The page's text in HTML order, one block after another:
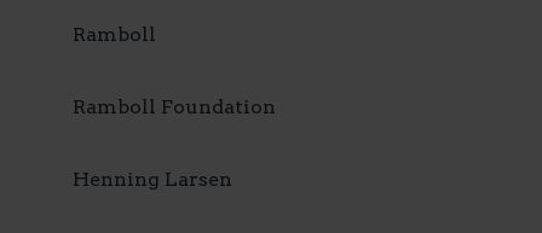
Ramboll
Ramboll Foundation
Henning Larsen